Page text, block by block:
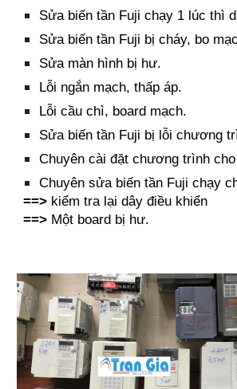
Sửa biến tần Fuji chạy 1 lúc thì
Sửa biến tần Fuji bị cháy, bo
Sửa màn hình bị hư.
Lỗi ngắn mạch, thấp áp.
Lỗi cầu chì, board mạch.
Sửa biến tần Fuji bị lỗi chương
Chuyên cài đặt chương trình
Chuyên sửa biến tần Fuji chạy
==> kiểm tra lại dây điều khiển
==> Một board bị hư.